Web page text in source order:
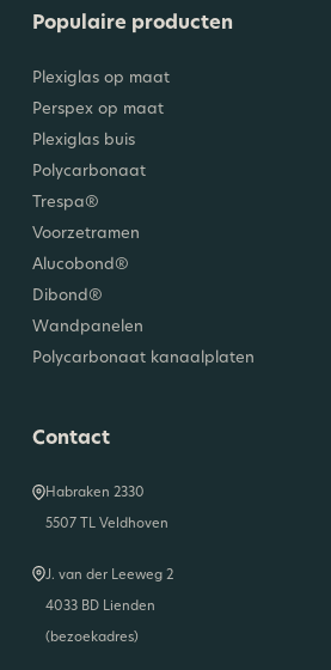
Populaire producten
Plexiglas op maat
Perspex op maat
Plexiglas buis
Polycarbonaat
Trespa®
Voorzetramen
Alucobond®
Dibond®
Wandpanelen
Polycarbonaat kanaalplaten
Contact
Habraken 2330
5507 TL Veldhoven
J. van der Leeweg 2
4033 BD Lienden
(bezoekadres)